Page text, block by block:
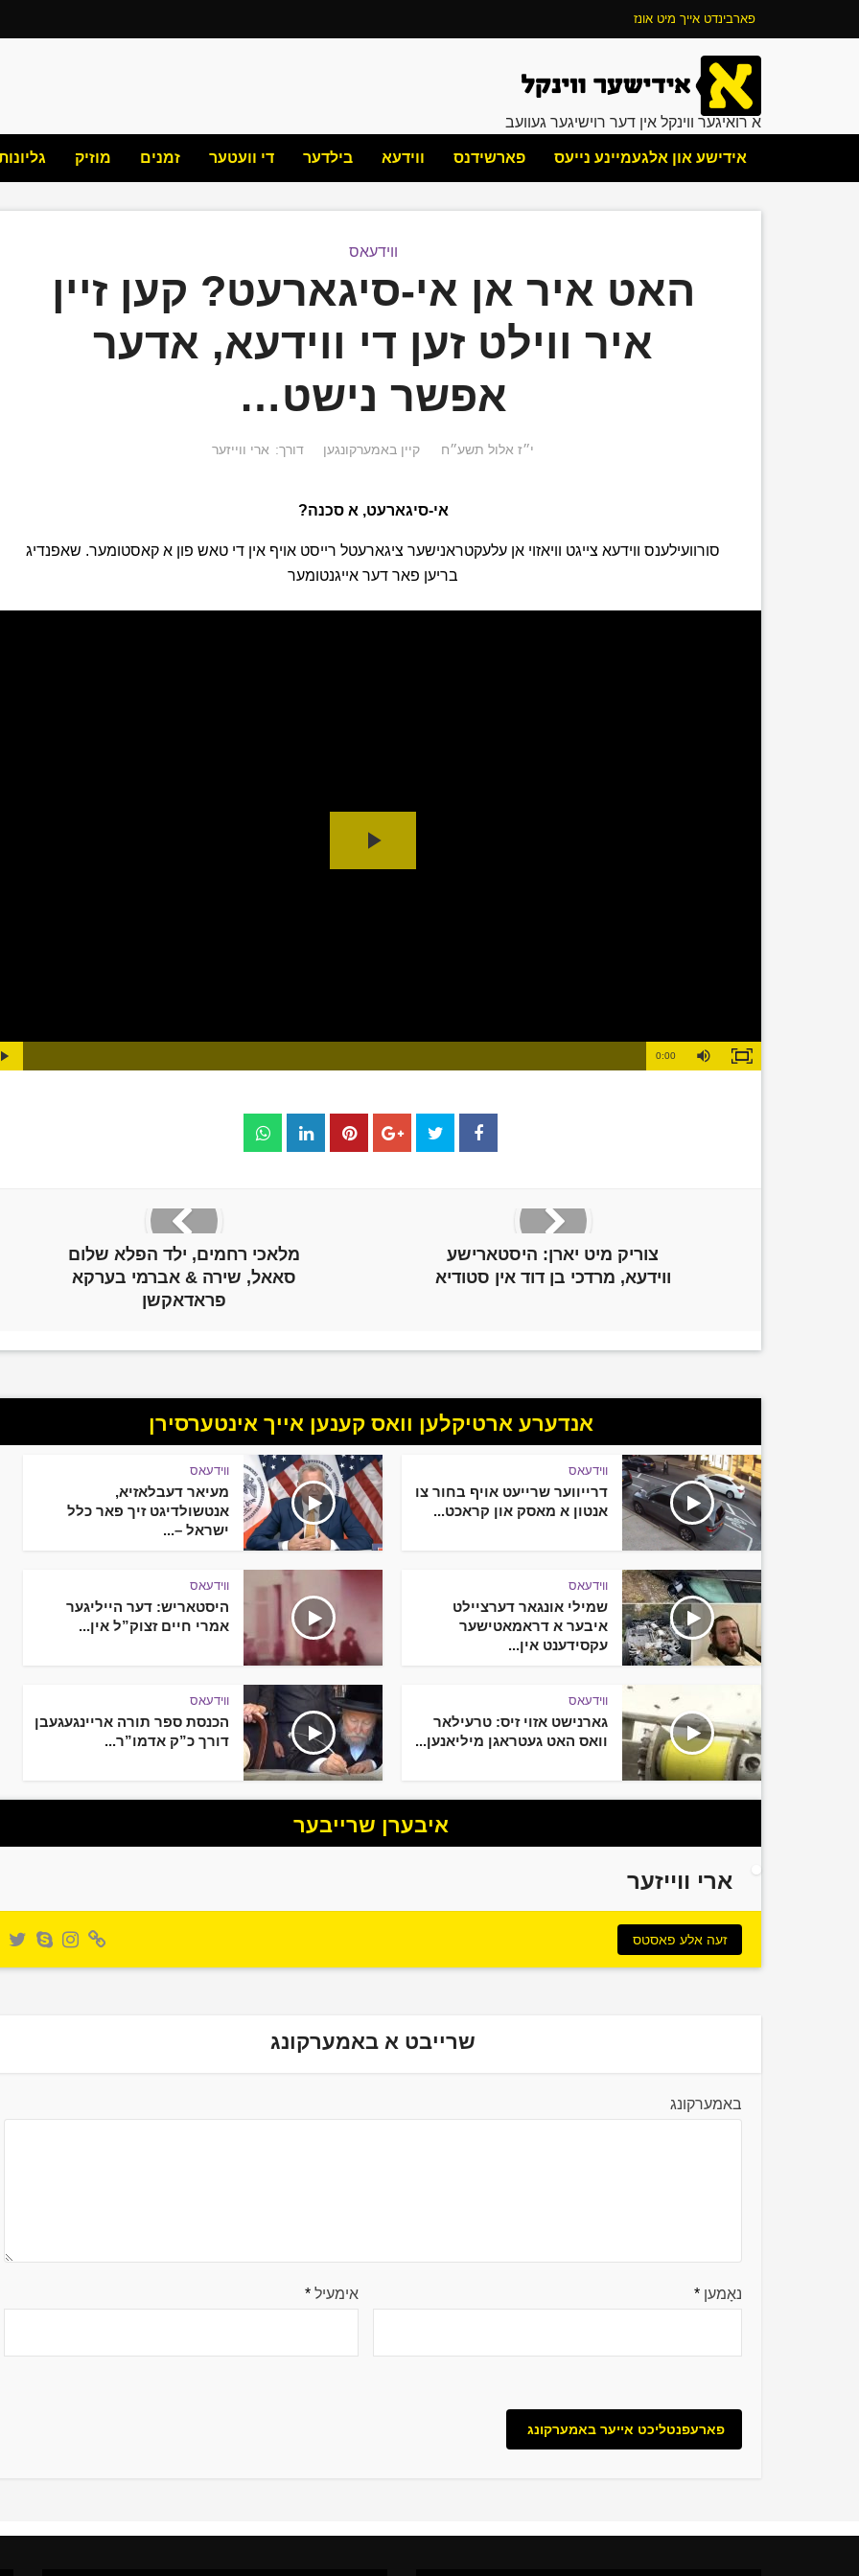
פארבינדט אייך מיט אונז
א רואיגער ווינקל אין דער רוישיגער געוועב
אידישע און אלגעמיינע נייעס פארשידנס ווידעא בילדער די וועטער זמנים מוזיק
ווידעאס
האט איר אן אי-סיגארעט? קען זיין
איר ווילט זען די ווידעא, אדער
אפשר נישט…
י״ז אלול תשע״ח קיין באמערקונגען דורך: ארי ווייזער
אי-סיגארעט, א סכנה?
סורוועילענס ווידעא צייגט וויאזוי אן עלעקטראנישער ציגארעטל רייסט אויף אין די טאש פון א קאסטומער. שאפנדיג
בריען פאר דער אייגנטומער
Play Duration
0:00
Loaded:
Fullscreen
מלאכי רחמים, ילד הפלא שלום
סאאל, שירה & אברמי בערקא
פראדאקשן
צוריק מיט יארן: היסטארישע
ווידעא, מרדכי בן דוד אין סטודיא
אנדערע ארטיקלען וואס קענען אייך אינטערסירן
ווידעאס
דרייווער שרייעט אויף בחור צו
אנטון א מאסק און קראכט...
ווידעאס
מעיאר דעבלאזיא,
אנטשולדיגט זיך פאר כלל
ישראל –...
ווידעאס
שמילי אונגאר דערציילט
איבער א דראמאטישער
עקסידענט אין...
ווידעאס
היסטאריש: דער הייליגער
אמרי חיים זצוק”ל אין...
ווידעאס
גארנישט אזוי זיס: טרעילאר
וואס האט געטראגן מיליאנען...
ווידעאס
הכנסת ספר תורה אריינגעגעבן
דורך כ”ק אדמו”ר...
איבערן שרייבער
ארי ווייזער
זעה אלע פאסטס
שרייבט א באמערקונג
באמערקונג
נאָמען * אימעיל *